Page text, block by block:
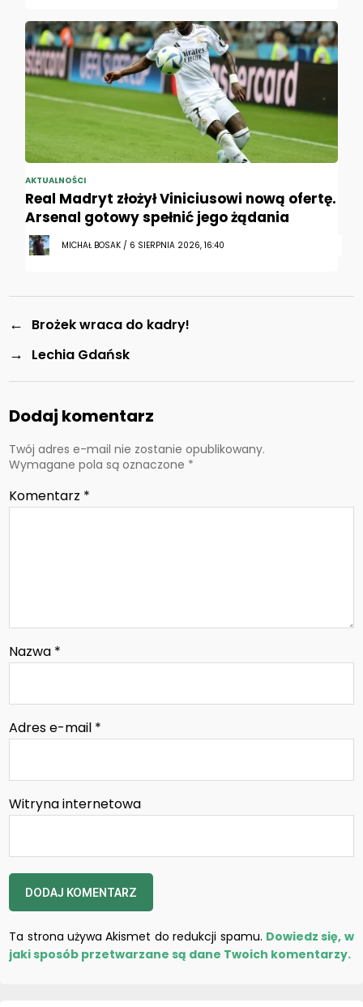
AKTUALNOŚCI
Real Madryt złożył Viniciusowi nową ofertę.
Arsenal gotowy spełnić jego żądania
MICHAŁ BOSAK / 6 SIERPNIA 2026, 16:40
← Brożek wraca do kadry!
→ Lechia Gdańsk
Dodaj komentarz
Twój adres e-mail nie zostanie opublikowany.
Wymagane pola są oznaczone *
Komentarz *
Nazwa *
Adres e-mail *
Witryna internetowa
Ta strona używa Akismet do redukcji spamu. Dowiedz się, w
jaki sposób przetwarzane są dane Twoich komentarzy.